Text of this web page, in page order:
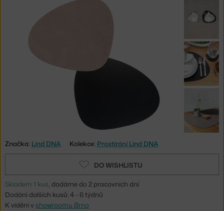
Značka: Lind DNA Kolekce: Prostírání Lind DNA
DO WISHLISTU
Skladem 1 kus, dodáme do 2 pracovních dní
Dodání dalších kusů: 4 - 6 týdnů
K vidění v showroomu Brno